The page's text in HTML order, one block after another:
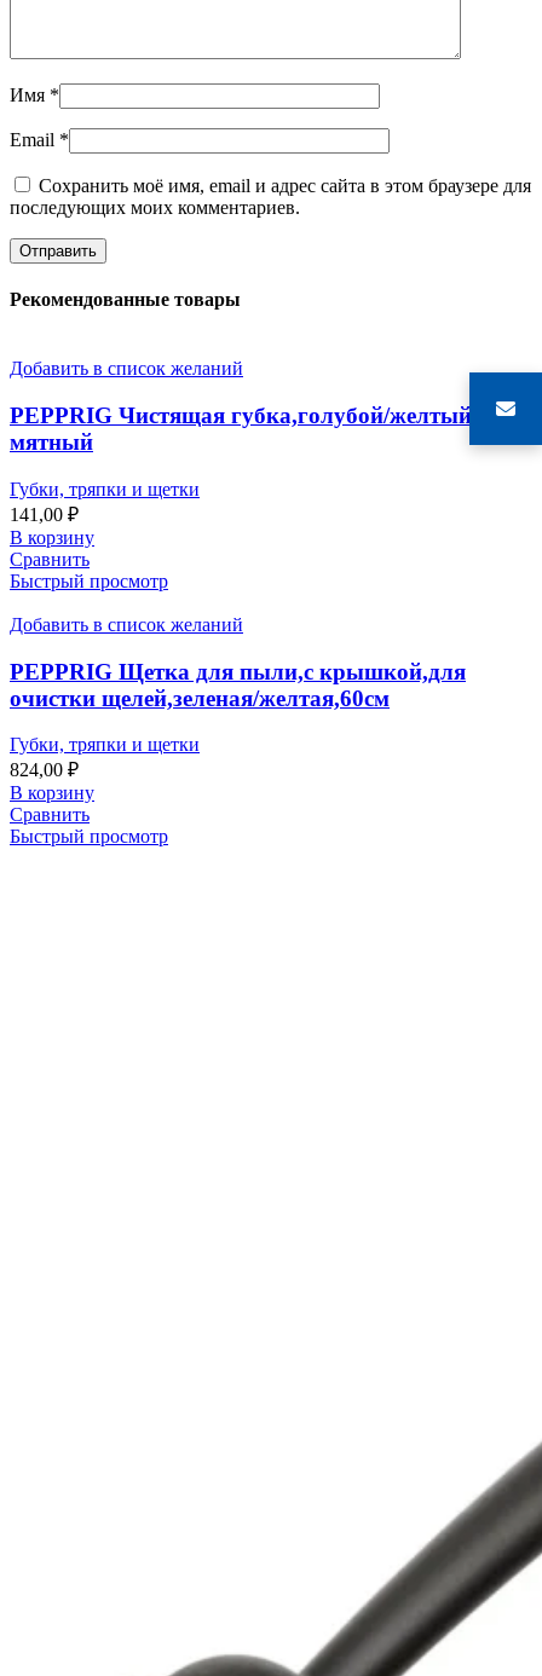
Имя *
Email *
Сохранить моё имя, email и адрес сайта в этом браузере для
последующих моих комментариев.
Рекомендованные товары
Добавить в список желаний
PEPPRIG Чистящая губка,голубой/желтый/
мятный
Губки, тряпки и щетки
141,00 ₽
В корзину
Сравнить
Быстрый просмотр
Добавить в список желаний
PEPPRIG Щетка для пыли,с крышкой,для
очистки щелей,зеленая/желтая,60см
Губки, тряпки и щетки
824,00 ₽
В корзину
Сравнить
Быстрый просмотр